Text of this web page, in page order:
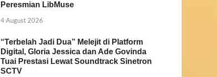
Peresmian LibMuse
4 August 2026
“Terbelah Jadi Dua” Melejit di Platform
Digital, Gloria Jessica dan Ade Govinda
Tuai Prestasi Lewat Soundtrack Sinetron
SCTV